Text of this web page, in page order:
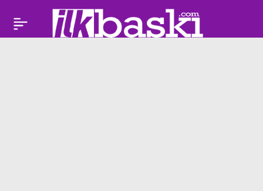
Akciğerinde kitle